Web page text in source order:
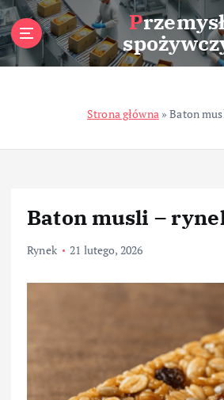
S
k
i
p
n
Przemysł
Strona główna »Baton
Baton musli –
Rynek 21 lutego, 2026